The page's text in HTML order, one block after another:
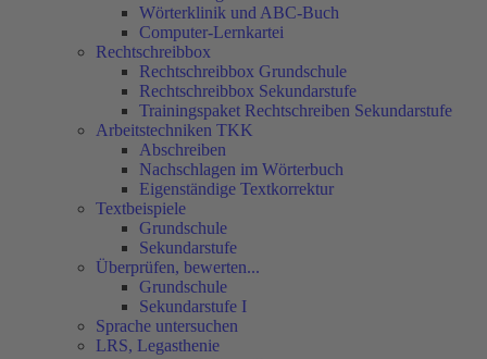
Wörterklinik und ABC-Buch
Computer-Lernkartei
Rechtschreibbox
Rechtschreibbox Grundschule
Rechtschreibbox Sekundarstufe
Trainingspaket Rechtschreiben Sekundarstufe
Arbeitstechniken TKK
Abschreiben
Nachschlagen im Wörterbuch
Eigenständige Textkorrektur
Textbeispiele
Grundschule
Sekundarstufe
Überprüfen, bewerten...
Grundschule
Sekundarstufe I
Sprache untersuchen
LRS, Legasthenie